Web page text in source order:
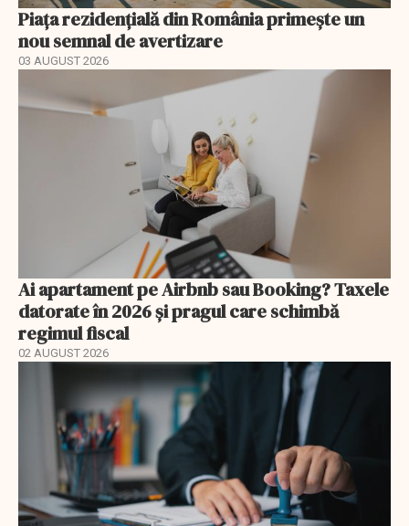
Piața rezidențială din România primește un
nou semnal de avertizare
03 AUGUST 2026
Ai apartament pe Airbnb sau Booking? Taxele
datorate în 2026 și pragul care schimbă
regimul fiscal
02 AUGUST 2026